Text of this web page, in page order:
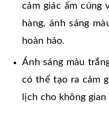
cảm giác ấm cúng
hàng, ánh sáng
hoàn hảo.
Ánh sáng màu
có thể tạo ra cảm
lịch cho không